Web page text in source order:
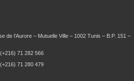
de l’Aurore – Mutuelle Ville – 1002 Tunis – B.P. 151 –
71 282 566
71 280 479